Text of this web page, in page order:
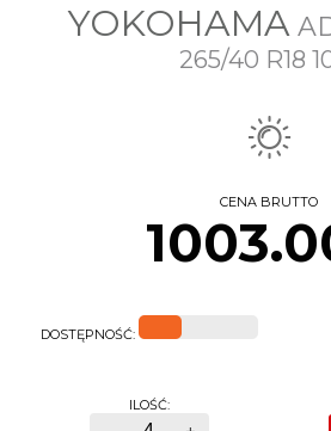
YOKOHAMA
265/40 R18
CENA BRUTTO
DOSTĘPNOŚĆ:
ILOŚĆ: